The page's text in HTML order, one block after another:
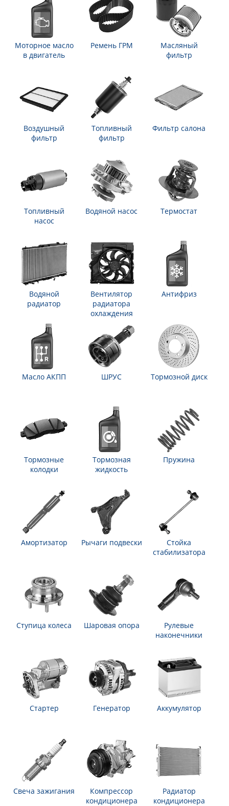
Моторное масло
в двигатель
Ремень ГРМ
Масляный
фильтр
Воздушный
фильтр
Топливный
фильтр
Фильтр салона
Топливный
насос
Водяной насос Термостат
Водяной
радиатор
Вентилятор
радиатора
охлаждения
Антифриз
Масло АКПП ШРУС Тормозной диск
Тормозные
колодки
Тормозная
жидкость
Пружина
Амортизатор Рычаги подвески
Стойка
стабилизатора
Ступица колеса Шаровая опора
Рулевые
наконечники
Стартер Генератор Аккумулятор
Свеча зажигания
Компрессор
кондиционера
Радиатор
кондиционера